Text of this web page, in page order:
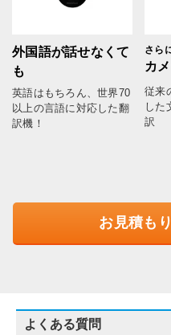
外国語が話せなくて
も
英語はもちろん、世界70
以上の言語に対応した翻
訳機！
さら
カ
従来
した
訳
お見積も
よくある質問